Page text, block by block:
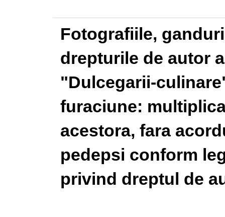
Fotografiile,
drepturile de autor
"Dulcegarii-
furaciune:
acestora, fara
pedepsi conform
privind dreptul de